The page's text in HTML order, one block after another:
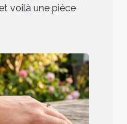
voilà une pièce